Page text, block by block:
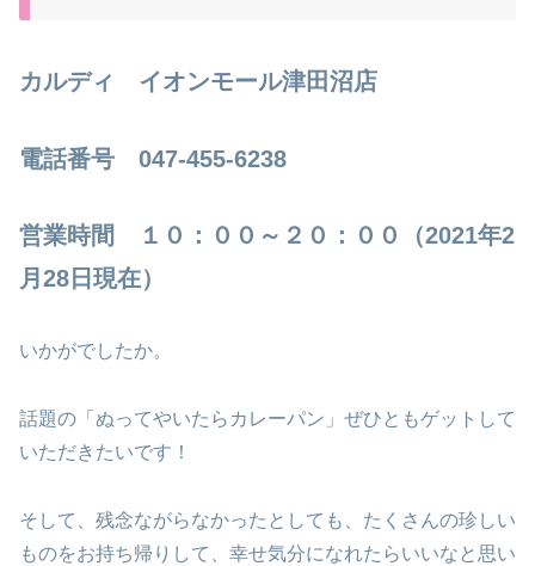
カルディ イオンモール津田沼店
電話番号 047-455-6238
営業時間 １０：００～２０：００（2021年2
月28日現在）
いかがでしたか。
話題の「ぬってやいたらカレーパン」ぜひともゲットして
いただきたいです！
そして、残念ながらなかったとしても、たくさんの珍しい
ものをお持ち帰りして、幸せ気分になれたらいいなと思い